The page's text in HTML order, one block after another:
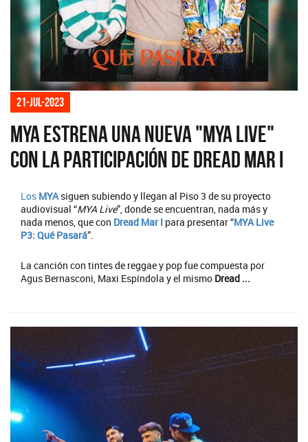
21-jul-2023
MYA estrena una nueva "MYA Live"
con la participación de Dread Mar I
Los MYAsiguen subiendo y llegan al Piso 3 de su proyecto
audiovisual “MYA Live”, donde se encuentran, nada más y
nada menos, que con Dread Mar I para presentar “MYA Live
P3: Qué Pasará”.
La canción con tintes de reggae y pop fue compuesta por
Agus Bernasconi, Maxi Espíndola y el mismo Dread ...